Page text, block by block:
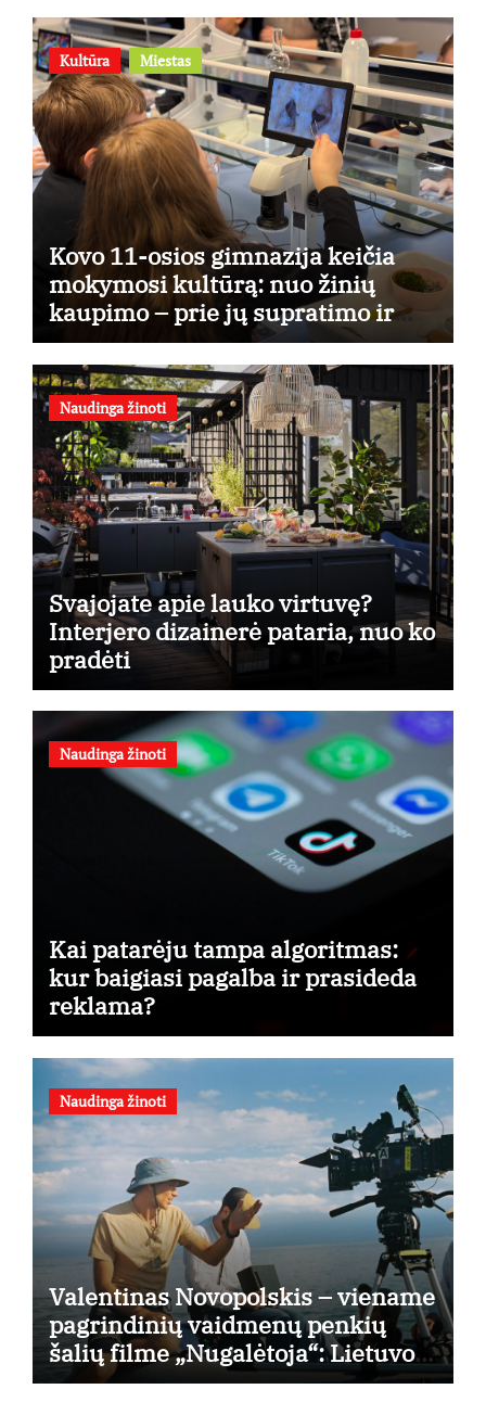
Kultūra Miestas
Kovo 11-osios gimnazija keičia
mokymosi kultūrą: nuo žinių
kaupimo – prie jų supratimo ir
taikymo
Naudinga žinoti
Svajojate apie lauko virtuvę?
Interjero dizainerė pataria, nuo ko
pradėti
Naudinga žinoti
Kai patarėju tampa algoritmas:
kur baigiasi pagalba ir prasideda
reklama?
Naudinga žinoti
Valentinas Novopolskis – viename
pagrindinių vaidmenų penkių
šalių filme „Nugalėtoja“: Lietuvos
kino teatruose – nuo rugpjūčio 7-